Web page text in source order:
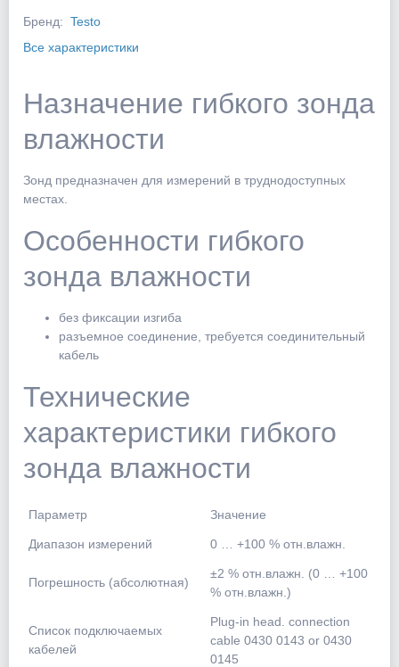
Бренд: Testo
Все характеристики
Назначение гибкого зонда
влажности
Зонд предназначен для измерений в труднодоступных
местах.
Особенности гибкого
зонда влажности
без фиксации изгиба
разъемное соединение, требуется соединительный
кабель
Технические
характеристики гибкого
зонда влажности
Параметр Значение
Диапазон измерений 0 … +100 % отн.влажн.
Погрешность (абсолютная)
±2 % отн.влажн. (0 … +100
% отн.влажн.)
Список подключаемых
кабелей
Plug-in head. connection
cable 0430 0143 or 0430
0145